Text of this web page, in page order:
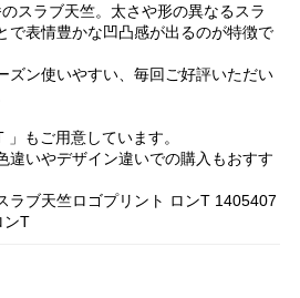
スラブ天竺。太さや形の異なるスラ
で表情豊かな凹凸感が出るのが特徴で
ズン使いやすい、毎回ご好評いただい
もご用意しています。
違いやデザイン違いでの購入もおすす
ラブ天竺ロゴプリント ロンT 1405407
ンT